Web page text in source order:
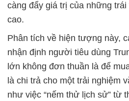
càng đẩy giá trị của những
cao.
Phân tích về hiện tượng này,
nhận định người tiêu dùng
lớn không đơn thuần là để
là chi trả cho một trải nghiệm
như việc “nếm thử lịch sử” từ